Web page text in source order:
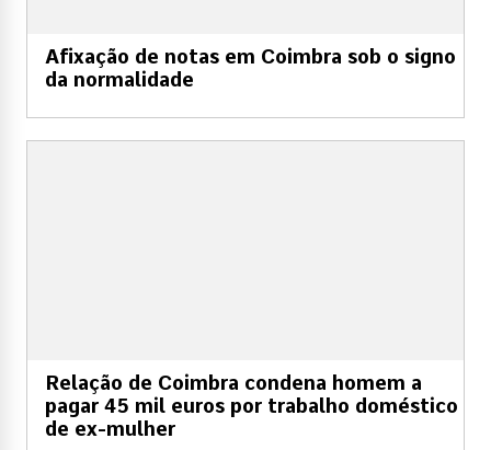
Afixação de notas em Coimbra sob o signo
da normalidade
Relação de Coimbra condena homem a
pagar 45 mil euros por trabalho doméstico
de ex-mulher